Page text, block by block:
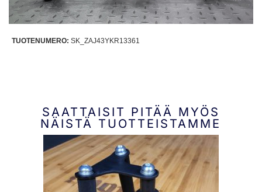
TUOTENUMERO: SK_ZAJ43YKR13361
SAATTAISIT PITÄÄ MYÖS
NÄISTÄ TUOTTEISTAMME